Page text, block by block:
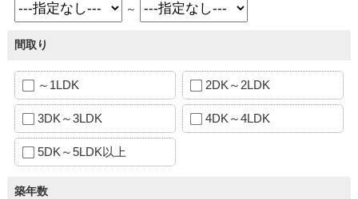
～
間取り
～1LDK 2DK～2LDK
3DK～3LDK 4DK～4LDK
5DK～5LDK以上
築年数